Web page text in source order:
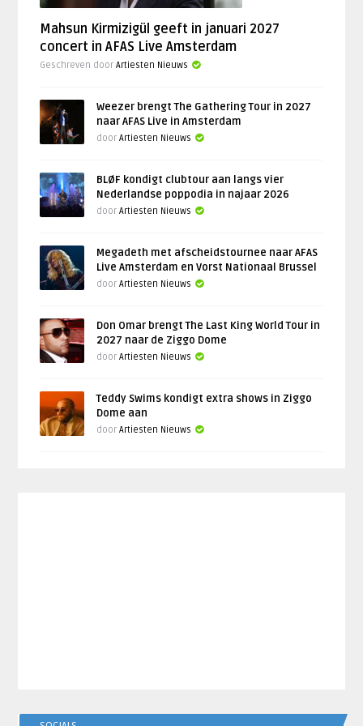
Mahsun Kirmizigül geeft in januari 2027
concert in AFAS Live Amsterdam
Geschreven doorArtiesten Nieuws
Weezer brengt The Gathering Tour in 2027
naar AFAS Live in Amsterdam
doorArtiesten Nieuws
BLØF kondigt clubtour aan langs vier
Nederlandse poppodia in najaar 2026
doorArtiesten Nieuws
Megadeth met afscheidstournee naar AFAS
Live Amsterdam en Vorst Nationaal Brussel
doorArtiesten Nieuws
Don Omar brengt The Last King World Tour in
2027 naar de Ziggo Dome
doorArtiesten Nieuws
Teddy Swims kondigt extra shows in Ziggo
Dome aan
doorArtiesten Nieuws